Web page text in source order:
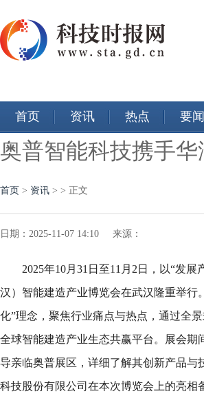
首页 资讯 热点 要闻
奥普智能科技携手
首页 > 资讯 > > 正文
日期：2025-11-07 14:10 来源：
2025年10月31日至11月2日，以“发
汉）智能建造产业博览会在武汉隆重举行
化”理念，聚焦行业痛点与热点，通过全
全球智能建造产业生态共赢平台。展会
导亲临奥普展区，详细了解其创新产品
科技股份有限公司在本次博览会上的亮